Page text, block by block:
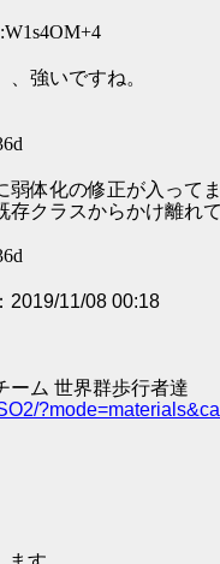
強いですね。
体化の修正が入ってま
クラスからかけ離れ
2019/11/08 00:18
ーム 世界群歩行者達